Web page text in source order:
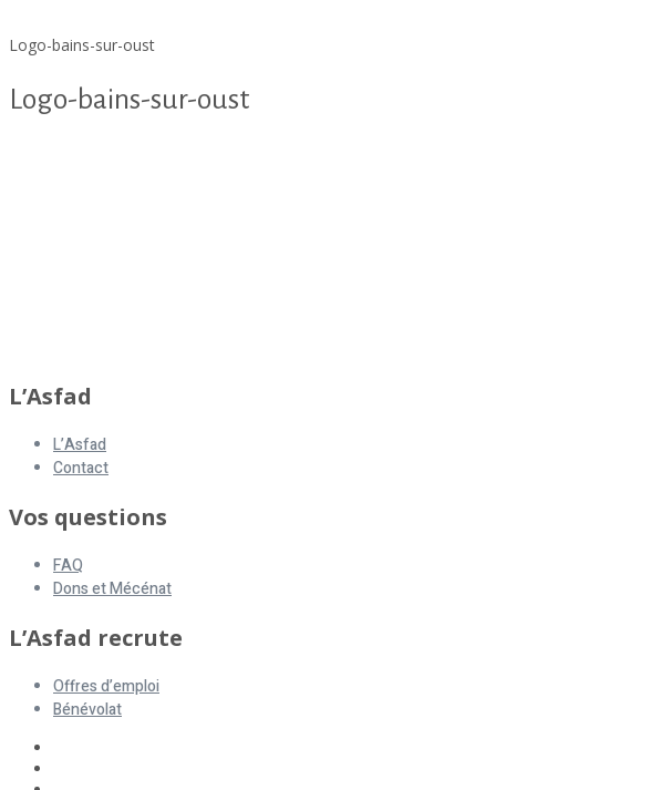
Logo-bains-sur-oust
Logo-bains-sur-oust
L’Asfad
L’Asfad
Contact
Vos questions
FAQ
Dons et Mécénat
L’Asfad recrute
Offres d’emploi
Bénévolat